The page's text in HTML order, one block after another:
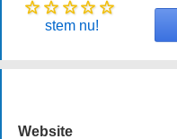
stem nu!
Website